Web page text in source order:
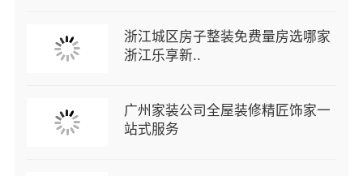
浙江城区房子整装免费量房选哪家
浙江乐享新..
广州家装公司全屋装修精匠饰家一
站式服务